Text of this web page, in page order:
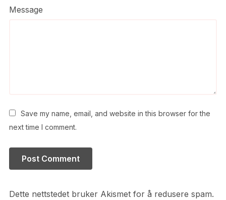
Message
Save my name, email, and website in this browser for the
next time I comment.
Dette nettstedet bruker Akismet for å redusere spam.